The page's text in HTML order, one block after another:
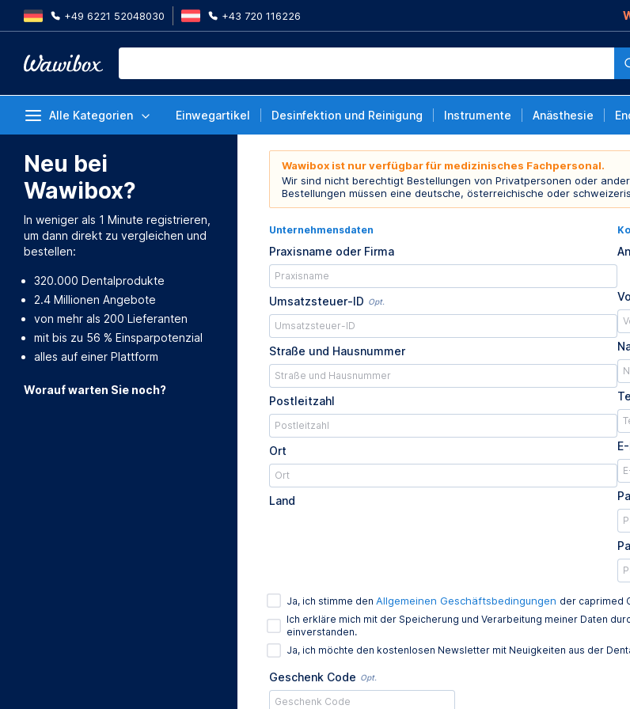
+49 6221 52048030 +43 720 116226
Alle Kategorien Einwegartikel Desinfektion und Reinigung Instrumente Anästhesie
Neu bei
Wawibox?
In weniger als 1 Minute registrieren,
um dann direkt zu vergleichen und
bestellen:
320.000 Dentalprodukte
2.4 Millionen Angebote
von mehr als 200 Lieferanten
mit bis zu 56 % Einsparpotenzial
alles auf einer Plattform
Worauf warten Sie noch?
Wawibox ist nur verfügbar für medizinisches Fachpersonal.
Wir sind nicht berechtigt Bestellungen von Privatpersonen oder
Bestellungen müssen eine deutsche, österreichische oder
Unternehmensdaten
Praxisname oder Firma
Umsatzsteuer-ID Opt.
Straße und Hausnummer
Postleitzahl
Ort
Land
Ja, ich stimme den Allgemeinen Geschäftsbedingungen der caprimed
Ich erkläre mich mit der Speicherung und Verarbeitung meiner Daten
einverstanden.
Ja, ich möchte den kostenlosen Newsletter mit Neuigkeiten aus der
Geschenk Code Opt.